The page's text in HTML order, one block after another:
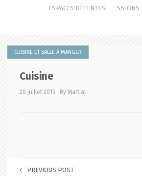
ESPACES DÉTENTES SALONS
CUISINE ET SALLE À MANGER
Cuisine
20 juillet 2015 By Martial
PREVIOUS POST